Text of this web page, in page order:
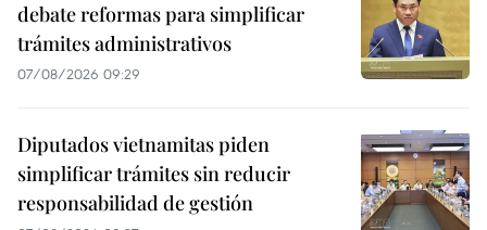
debate reformas para simplificar
trámites administrativos
07/08/2026 09:29
Diputados vietnamitas piden
simplificar trámites sin reducir
responsabilidad de gestión